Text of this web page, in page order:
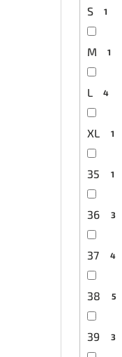
S 1
M 1
L 4
XL 1
35 1
36 3
37 4
38 5
39 3